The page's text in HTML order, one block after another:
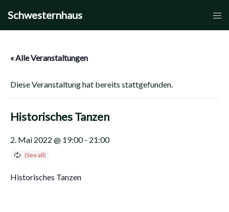
Inhalt
Schwesternhaus
« Alle Veranstaltungen
Diese Veranstaltung hat bereits stattgefunden.
Historisches Tanzen
2. Mai 2022 @ 19:00- 21:00
Historisches Tanzen